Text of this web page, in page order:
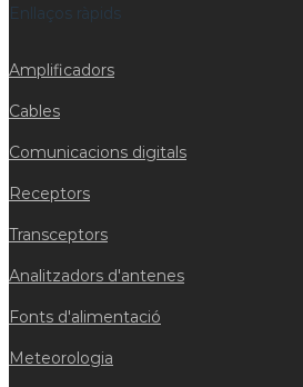
Enllaços ràpids
Amplificadors
Cables
Comunicacions digitals
Receptors
Transceptors
Analitzadors d'antenes
Fonts d'alimentació
Meteorologia